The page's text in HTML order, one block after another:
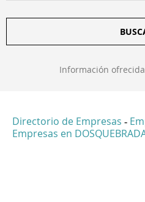
Información
Directorio de Empresas -
Empresas en